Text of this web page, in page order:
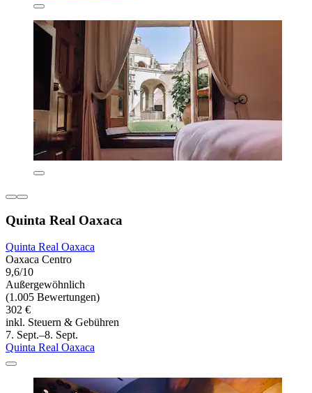
Quinta Real Oaxaca
Quinta Real Oaxaca
Oaxaca Centro
9,6/10
Außergewöhnlich
(1.005 Bewertungen)
302 €
inkl. Steuern & Gebühren
7. Sept.–8. Sept.
Quinta Real Oaxaca